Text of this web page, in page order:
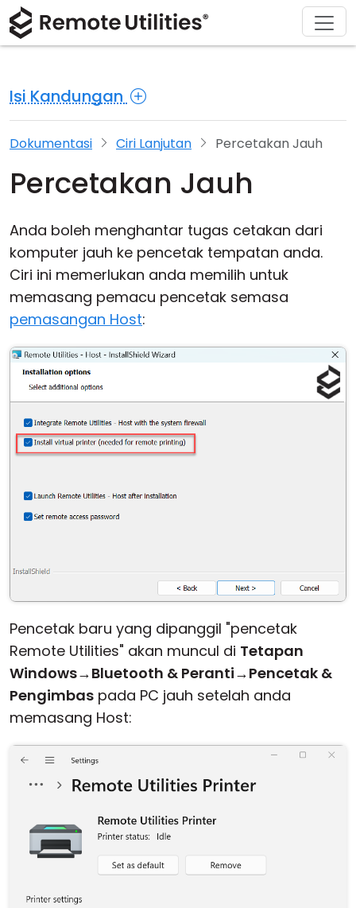
Isi Kandungan
Dokumentasi Ciri Lanjutan Percetakan Jauh
Percetakan Jauh
Anda boleh menghantar tugas cetakan dari
komputer jauh ke pencetak tempatan anda.
Ciri ini memerlukan anda memilih untuk
memasang pemacu pencetak semasa
pemasangan Host:
Pencetak baru yang dipanggil "pencetak
Remote Utilities" akan muncul di Tetapan
Windows→Bluetooth & Peranti→Pencetak &
Pengimbas pada PC jauh setelah anda
memasang Host:
Produk
Keselamatan
Tangkapan Skrin
Nota Keluaran
Akses Tanpa Pengawasan
Sokongan Active Directory
Awan & Di Dalam Premis
Penyelesaian
Pengilangan dan Peruncitan
Kesihatan
Pendidikan dan Kerajaan
Muat turun
macOS
Linux
iOS/Android
Beli
Pembantu Lesen
Tingkatkan Lesen Anda
Sokongan
Dokumentasi
Pangkalan Pengetahuan
Tentang
Bilik Akhbar
Tulis Ulasan